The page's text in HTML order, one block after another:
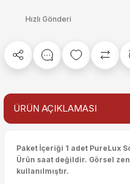
Hızlı Gönderi
ÜRÜN AÇIKLAMASI
Paket İçeriği 1 adet PureLux
Ürün saat değildir. Görsel
kullanılmıştır.